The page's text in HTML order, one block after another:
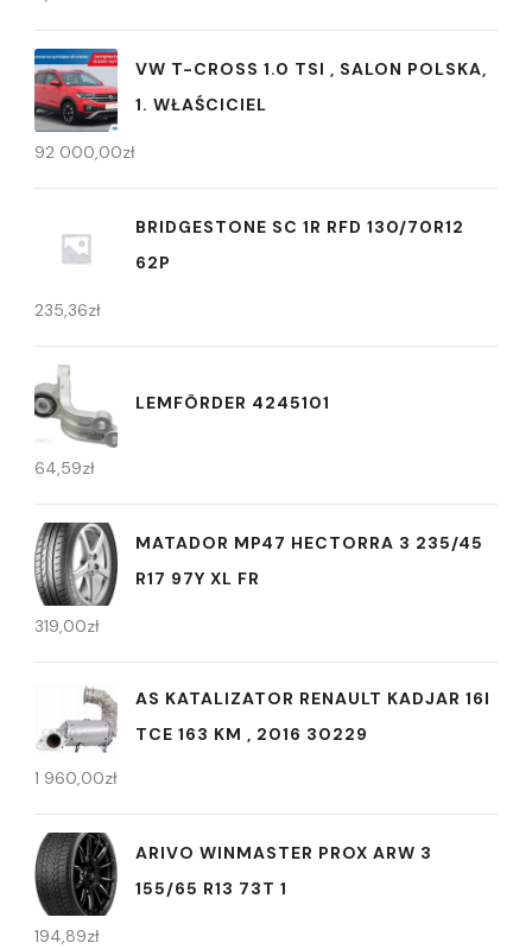
VW T-CROSS 1.0 TSI , SALON POLSKA,
1. WŁAŚCICIEL
92 000,00zł
BRIDGESTONE SC 1R RFD 130/70R12
62P
235,36zł
LEMFÖRDER 4245101
64,59zł
MATADOR MP47 HECTORRA 3 235/45
R17 97Y XL FR
319,00zł
AS KATALIZATOR RENAULT KADJAR 16I
TCE 163 KM , 2016 30229
1 960,00zł
ARIVO WINMASTER PROX ARW 3
155/65 R13 73T 1
194,89zł